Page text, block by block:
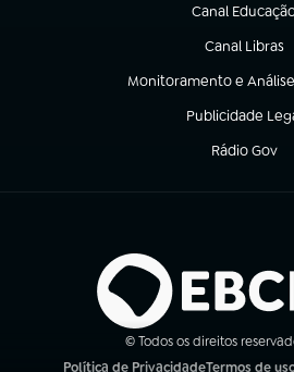
Canal
(abre em nova
Canal Libras
(abre em
Monitoramento e
(abre em nova aba)
Publicidade
(abre em nova
Rádio Gov
(abre em
© Todos os direitos
Política de PrivacidadeTermos de